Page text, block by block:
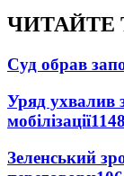
ЧИТАЙТЕ
Суд обрав
Уряд ухвалив
мобілізації
Зеленський